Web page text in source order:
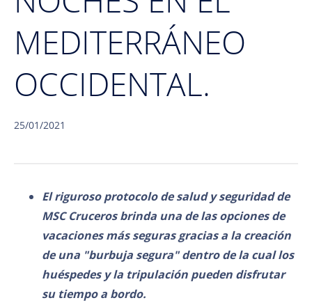
MEDITERRÁNEO
OCCIDENTAL.
25/01/2021
El riguroso protocolo de salud y seguridad de
MSC Cruceros brinda una de las opciones de
vacaciones más seguras gracias a la creación
de una "burbuja segura" dentro de la cual los
huéspedes y la tripulación pueden disfrutar
su tiempo a bordo.